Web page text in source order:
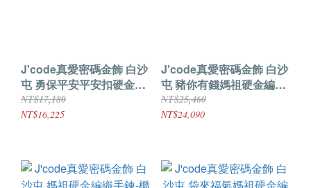
J'code真愛密碼金飾 白沙
屯 勇保平安平安扣硬金編
織手鍊
NT$17,180
NT$16,225
J'code真愛密碼金飾 白沙
屯 豬你有錢媽祖硬金編織
手鍊
NT$25,460
NT$24,090